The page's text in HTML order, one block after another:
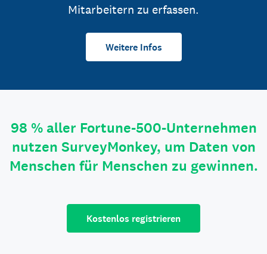
Mitarbeitern zu erfassen.
Weitere Infos
98 % aller Fortune-500-Unternehmen
nutzen SurveyMonkey, um Daten von
Menschen für Menschen zu gewinnen.
Kostenlos registrieren